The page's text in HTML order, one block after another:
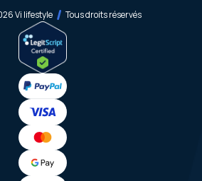
Vi lifestyle Tous droits réservés